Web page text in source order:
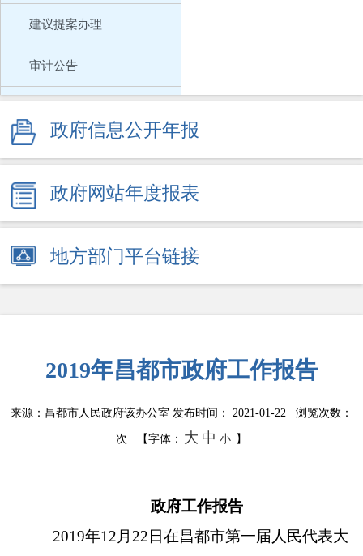
建议提案办理
审计公告
政府工作报告
人事信息
回应关切
村级组织依法履职和协助政府工作事项清单
政府信息公开年报
政府网站年度报表
地方部门平台链接
2019年昌都市政府工作报告
来源：昌都市人民政府该办公室 发布时间： 2021-01-22 浏览次数：
次 【字体： 大 中 小 】
政府工作报告
2019年12月22日在昌都市第一届人民代表大